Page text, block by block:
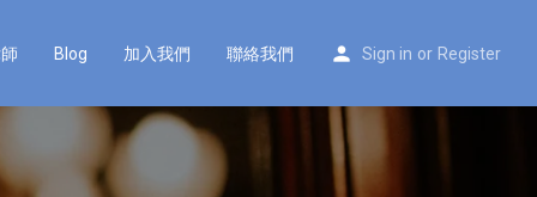
Blog 加入我們 聯絡我們 Sign in or Register